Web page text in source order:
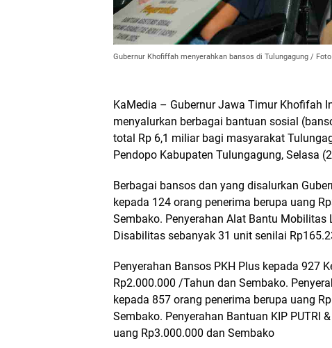
Gubernur Khofiffah menyerahkan bansos di Tulungagung /
KaMedia – Gubernur Jawa Timur Khofifah
menyalurkan berbagai bantuan sosial
total Rp 6,1 miliar bagi masyarakat
Pendopo Kabupaten Tulungagung, Selasa
Berbagai bansos dan yang disalurkan
kepada 124 orang penerima berupa uang
Sembako. Penyerahan Alat Bantu Mobilitas
Disabilitas sebanyak 31 unit senilai
Penyerahan Bansos PKH Plus kepada 927
Rp2.000.000 /Tahun dan Sembako.
kepada 857 orang penerima berupa uang
Sembako. Penyerahan Bantuan KIP PUTRI
uang Rp3.000.000 dan Sembako